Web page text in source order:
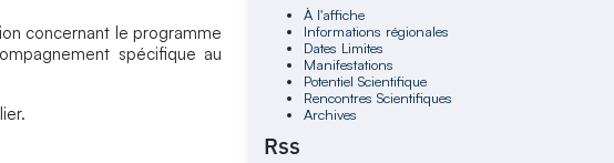
concernant le programme
spécifique au
À l'affiche
Informations régionales
Dates Limites
Manifestations
Potentiel Scientifique
Rencontres Scientifiques
Archives
Rss